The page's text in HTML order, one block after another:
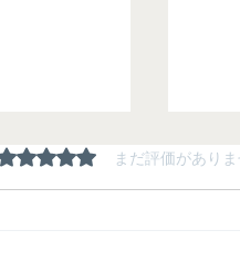
つ星のうち0と評価されて
まだ評価があり